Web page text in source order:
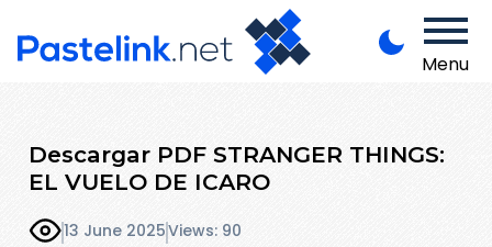
Menu
Descargar PDF STRANGER THINGS:
EL VUELO DE ICARO
13 June 2025Views: 90